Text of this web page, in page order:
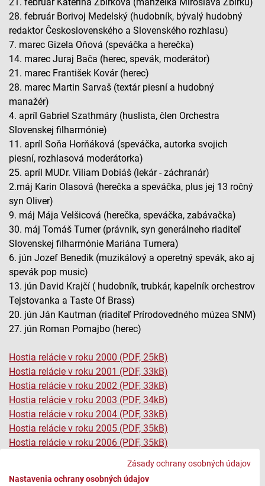
Zásady ochrany osobných údajov
Nastavenia ochrany osobných údajov
28. február Borivoj Medelský (hudobník, bývalý hudobný
redaktor Československého a Slovenského rozhlasu)
7. marec Gizela Oňová (speváčka a herečka)
14. marec Juraj Bača (herec, spevák, moderátor)
21. marec František Kovár (herec)
28. marec Martin Sarvaš (textár piesní a hudobný
manažér)
4. apríl Gabriel Szathmáry (huslista, člen Orchestra
Slovenskej filharmónie)
11. apríl Soňa Horňáková (speváčka, autorka svojich
piesní, rozhlasová moderátorka)
25. apríl MUDr. Viliam Dobiáš (lekár - záchranár)
2.máj Karin Olasová (herečka a speváčka, plus jej 13 ročný
syn Oliver)
9. máj Mája Velšicová (herečka, speváčka, zabávačka)
30. máj Tomáš Turner (právnik, syn generálneho riaditeľ
Slovenskej filharmónie Mariána Turnera)
6. jún Jozef Benedik (muzikálový a operetný spevák, ako aj
spevák pop music)
13. jún David Krajčí ( hudobník, trubkár, kapelník orchestrov
Tejstovanka a Taste Of Brass)
20. jún Ján Kautman (riaditeľ Prírodovedného múzea SNM)
27. jún Roman Pomajbo (herec)
Hostia relácie v roku 2000 (PDF, 25kB)
Hostia relácie v roku 2001 (PDF, 33kB)
Hostia relácie v roku 2002 (PDF, 33kB)
Hostia relácie v roku 2003 (PDF, 34kB)
Hostia relácie v roku 2004 (PDF, 33kB)
Hostia relácie v roku 2005 (PDF, 35kB)
Hostia relácie v roku 2006 (PDF, 35kB)
Hostia relácie v roku 2008 (PDF, 35kB)